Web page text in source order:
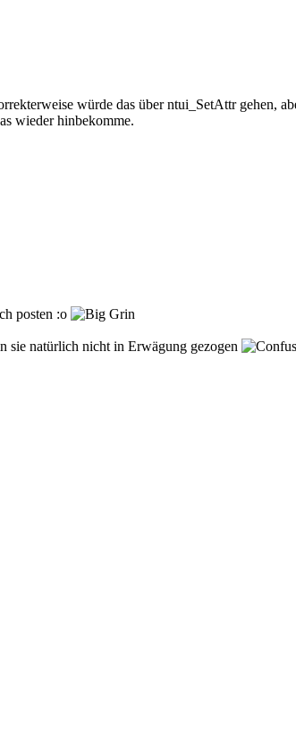
würde das über ntui_SetAttr gehen,
wieder hinbekomme.
posten :o
sie natürlich nicht in Erwägung gezogen